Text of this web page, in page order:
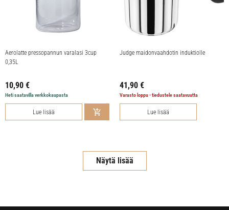
Aerolatte pressopannun varalasi 3cup
0,35L
10,90 €
Heti saatavilla verkkokaupasta
Lue lisää
Judge maidonvaahdotin induktiolle
41,90 €
Varasto loppu - tiedustele saatavuutta
Lue lisää
Näytä lisää